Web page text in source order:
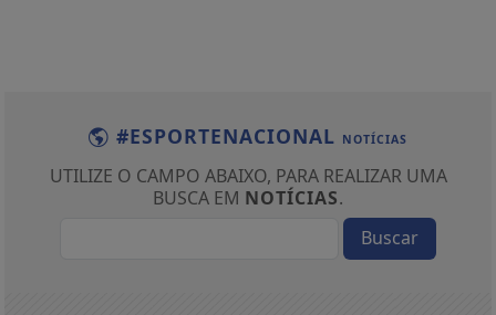
#ESPORTENACIONAL NOTÍCIAS
UTILIZE O CAMPO ABAIXO, PARA REALIZAR UMA
BUSCA EM NOTÍCIAS.
Buscar